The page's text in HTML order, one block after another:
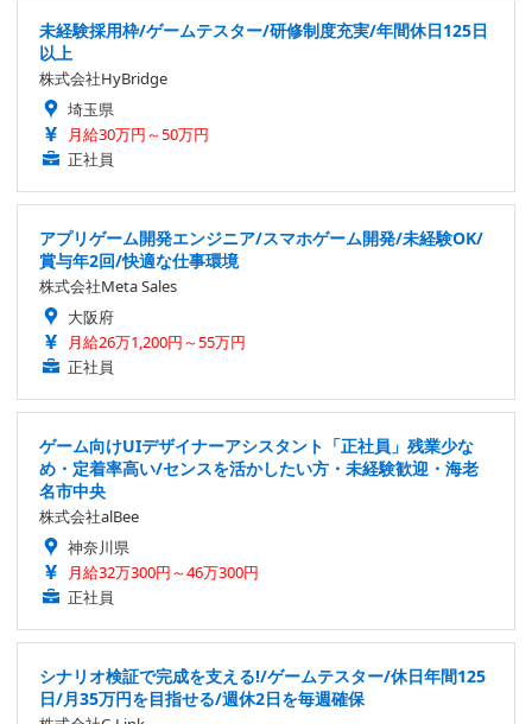
未経験採用枠/ゲームテスター/研修制度充実/年間休日125日
以上
株式会社HyBridge
埼玉県
月給30万円～50万円
正社員
アプリゲーム開発エンジニア/スマホゲーム開発/未経験OK/
賞与年2回/快適な仕事環境
株式会社Meta Sales
大阪府
月給26万1,200円～55万円
正社員
ゲーム向けUIデザイナーアシスタント「正社員」残業少な
め・定着率高い/センスを活かしたい方・未経験歓迎・海老
名市中央
株式会社alBee
神奈川県
月給32万300円～46万300円
正社員
シナリオ検証で完成を支える!/ゲームテスター/休日年間125
日/月35万円を目指せる/週休2日を毎週確保